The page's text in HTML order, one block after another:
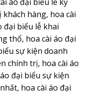
hàng, hoa cài
đại biểu lễ khai
thổ, hoa cài áo đại
sự kiện doanh
chính trị, hoa cài áo
đại biểu sự kiện
hoa cài áo đại